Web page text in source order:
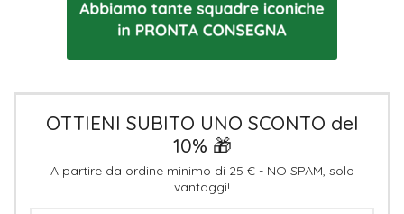
OTTIENI SUBITO UNO SCONTO del
10% 🎁
A partire da ordine minimo di 25 € - NO SPAM, solo
vantaggi!